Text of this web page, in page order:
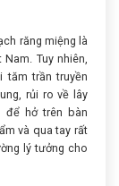
răng miệng là
Tuy nhiên,
tăm trần truyền
rủi ro về lây
để hở trên bàn
và qua tay rất
lý tưởng cho